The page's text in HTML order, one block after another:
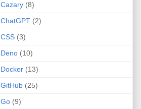
Cazary (8)
ChatGPT (2)
CSS (3)
Deno (10)
Docker (13)
GitHub (25)
Go (9)